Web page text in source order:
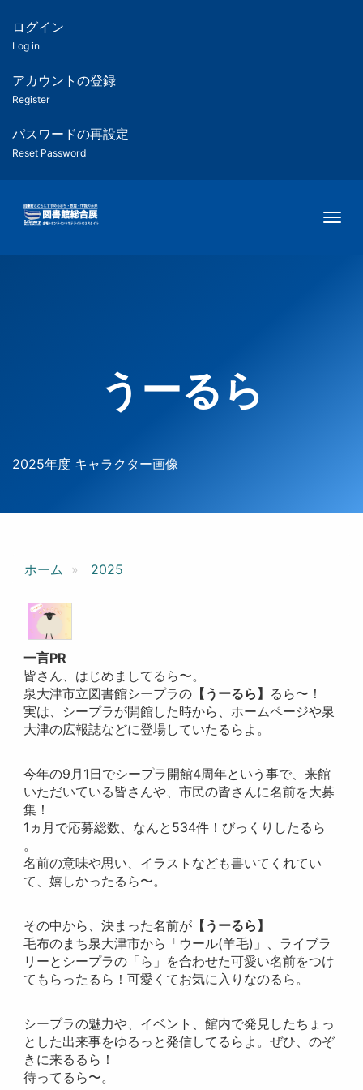
ツ
匿
名
ユ
ー
ー
用
メ
ログイン
Log in
アカウントの登録
Register
パスワードの再設定
Reset Password
うーるら
2025年度 キャラクター画像
ホーム 2025
一言PR
皆さん、はじめましてるら〜。
泉大津市立図書館シープラの 【うーるら】 るら〜！
実は、シープラが開館した時から、ホームページや泉
大津の広報誌などに登場していたるらよ。
今年の9月1日でシープラ開館4周年という事で、来館
いただいている皆さんや、市民の皆さんに名前を大募
集！
1ヵ月で応募総数、なんと534件！びっくりしたるら
。
名前の意味や思い、イラストなども書いてくれてい
て、嬉しかった るら〜。
その中から、決まった名前が 【うーるら】
毛布のまち泉大津市から「ウール(羊毛)」、ライブラ
リーとシープラの「ら」を合わせた可愛い名前をつけ
てもらったるら！可愛く てお気に入りなのるら。
シープラの魅力や、イベント、館内で発見したちょっ
とした出来事をゆるっと発信してるらよ。ぜひ、のぞ
きに来るるら！
待ってるら〜。